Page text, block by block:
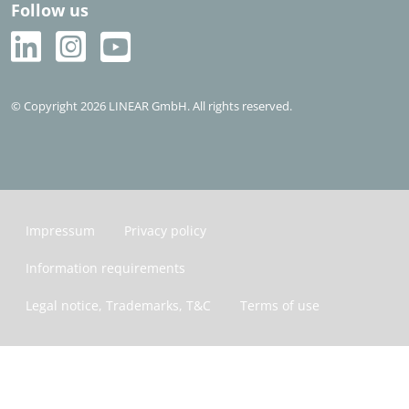
Follow us
© Copyright 2026 LINEAR GmbH. All rights reserved.
Impressum Privacy policy
Information requirements
Legal notice, Trademarks, T&C Terms of use